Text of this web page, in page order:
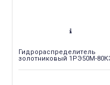
Гидрораспределитель
золотниковый 1РЭ50М-